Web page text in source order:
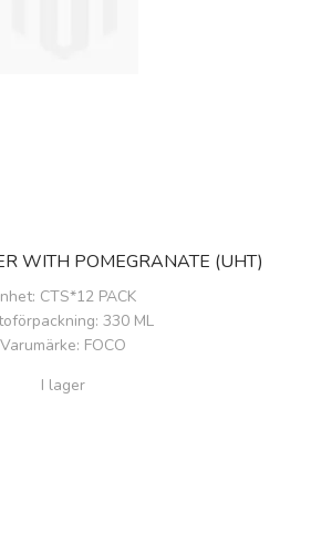
WITH POMEGRANATE (UHT)
: CTS*12 PACK
: 330 ML
Varumärke: FOCO
I lager